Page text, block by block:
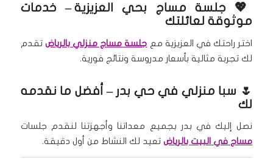
💖 جلسة مساج بحي العزيزية– خدمات
موثوقة لعائلتك
اختر راحتك في العزيزية مع جلسة مساج منزلي بالرياض تقدم
لك تجربة مثالية بأسعار مدروسة ونتائج فورية.
🌷 سبا منزلي في حي بدر – أفضل ما نقدمه
لك
نصل إليك في بدر بجميع معداتنا وأجهزتنا لنقدم جلسات
مساج في البيت بالرياضتعيد لك النشاط من أول دقيقة.